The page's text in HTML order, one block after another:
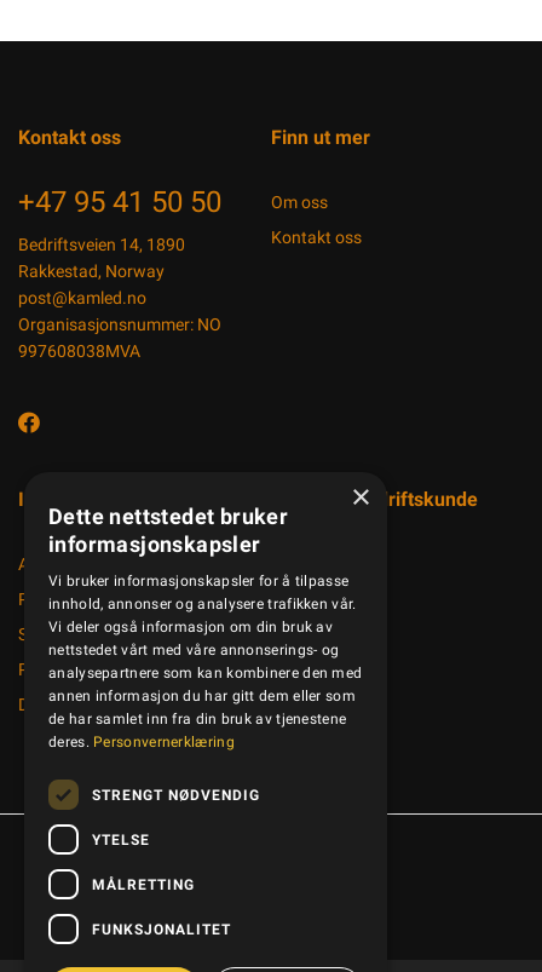
Kontakt oss
+47 95 41 50 50
Bedriftsveien 14, 1890
Rakkestad, Norway
post@kamled.no
Organisasjonsnummer: NO
997608038MVA
Finn ut mer
Om oss
Kontakt oss
Informasjon
Aktuelt
Produktkatalog
Salgsbetingelser
Personvernerklæring
Dokumenter
Registrer bedriftskunde
Copyright © Kamled AS, 2026
Powered ByTelaris
×
Dette nettstedet bruker
informasjonskapsler
Vi bruker informasjonskapsler for å tilpasse
innhold, annonser og analysere trafikken vår.
Vi deler også informasjon om din bruk av
nettstedet vårt med våre annonserings- og
analysepartnere som kan kombinere den med
annen informasjon du har gitt dem eller som
de har samlet inn fra din bruk av tjenestene
deres. Personvernerklæring
STRENGT NØDVENDIG
YTELSE
MÅLRETTING
FUNKSJONALITET